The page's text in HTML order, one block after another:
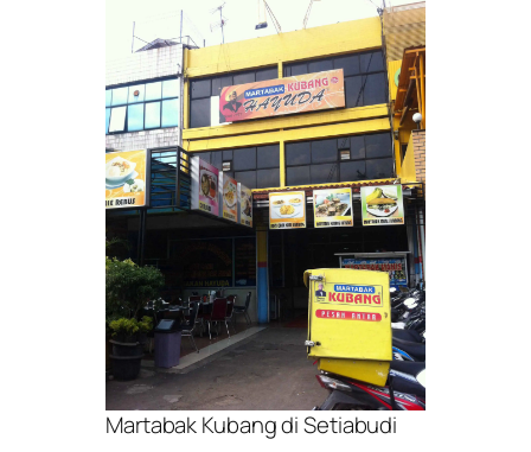
Martabak Kubang di Setiabudi